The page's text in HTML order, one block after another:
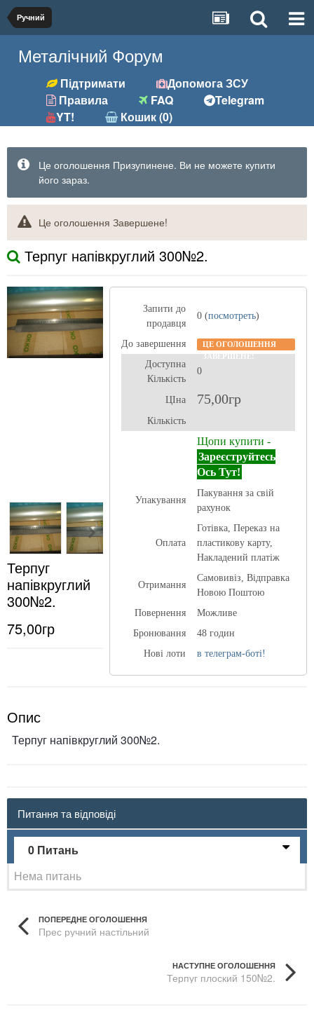
Ручний
Металічний Форум
Підтримати
Допомога ЗСУ
Правила
FAQ
Telegram
YT!
Кошик (0)
Це оголошення Призупинене. Ви не можете купити
його зараз.
Це оголошення Завершене!
Терпуг напівкруглий 300№2.
Терпуг
напівкруглий
300№2.
75,00гр
Запити до
продавця
0 (посмотреть)
До завершення
ЦЕ ОГОЛОШЕННЯ
ЗАВЕРШЕНЕ!
Доступна
Кількість
0
ЦІна 75,00гр
Кількість
Щопи купити -
Зареєструйтесь
Ось Тут!
Упакування
Пакування за свій
рахунок
Оплата
Готівка, Переказ на
пластикову карту,
Накладений платіж
Отримання
Самовивіз, Відправка
Новою Поштою
Повернення
Можливе
Бронювання
48 годин
Нові лоти
в телеграм-боті!
Опис
Терпуг напівкруглий 300№2.
Питання та відповіді
0 Питань
Нема питань
ПОПЕРЕДНЕ ОГОЛОШЕННЯ
Прес ручний настільний
НАСТУПНЕ ОГОЛОШЕННЯ
Терпуг плоский 150№2.